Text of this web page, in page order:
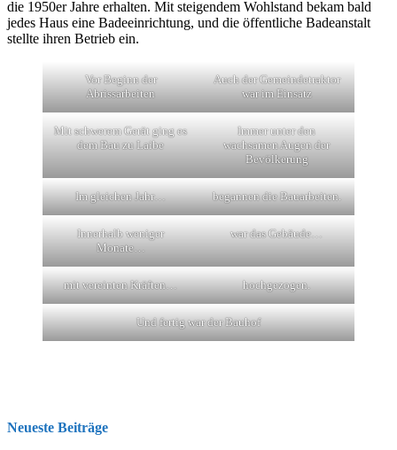
die 1950er Jahre erhalten. Mit steigendem Wohlstand bekam bald
jedes Haus eine Badeeinrichtung, und die öffentliche Badeanstalt
stellte ihren Betrieb ein.
Vor Beginn der
Abrissarbeiten
Auch der Gemeindetraktor
war im Einsatz
Mit schwerem Gerät ging es
dem Bau zu Laibe
Immer unter den
wachsamen Augen der
Bevölkerung
Im gleichen Jahr… begannen die Bauarbeiten.
Innerhalb weniger
Monate…
war das Gebäude…
mit vereinten Kräften… hochgezogen.
Und fertig war der Bauhof
Neueste Beiträge